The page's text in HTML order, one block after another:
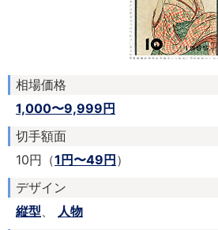
相場価格
1,000〜9,999円
切手額面
10円（1円〜49円 ）
デザイン
縦型、 人物